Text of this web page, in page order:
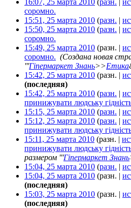
соромно.
15:51, 25 марта 2010 (разн. |
15:50, 25 марта 2010 (разн. |
соромно.
15:49, 25 марта 2010 (разн. |
соромно. (Создана новая
'''Гіпермаркет Знань>>Етика
15:42, 25 марта 2010 (разн. |
(последняя)
15:42, 25 марта 2010 (разн. |
принижувати людську
15:15, 25 марта 2010 (разн. |
15:12, 25 марта 2010 (разн. |
принижувати людську
15:11, 25 марта 2010 (разн. |
принижувати людську
размером '''Гіпермаркет Знань
15:04, 25 марта 2010 (разн. |
15:04, 25 марта 2010 (разн. |
(последняя)
15:03, 25 марта 2010 (разн. |
(последняя)